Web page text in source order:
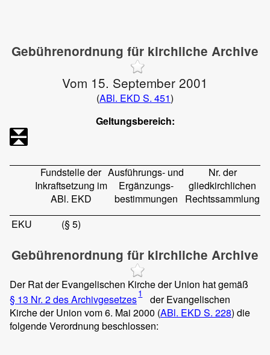
Gebührenordnung für kirchliche Archive
Vom 15. September 2001
(ABl. EKD S. 451)
Geltungsbereich:
Fundstelle der
Inkraftsetzung im
ABl. EKD
Ausführungs- und
Ergänzungs-
bestimmungen
Nr. der
gliedkirchlichen
Rechtssammlung
EKU
(§ 5)
Gebührenordnung für kirchliche Archive
Der Rat der Evangelischen Kirche der Union hat gemäß
§ 13 Nr. 2 des Archivgesetzes1
der Evangelischen
Kirche der Union vom 6. Mai 2000 (ABl. EKD S. 228) die
folgende Verordnung beschlossen: